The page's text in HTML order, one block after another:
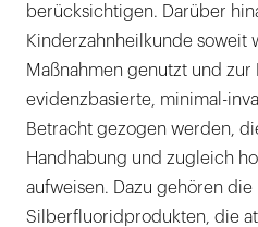
berücksichtigen. Darüber
Kinderzahnheilkunde soweit
Maßnahmen genutzt und zur
evidenzbasierte, minimal-
Betracht gezogen werden,
Handhabung und zugleich
aufweisen. Dazu gehören
Silberfluoridprodukten, die